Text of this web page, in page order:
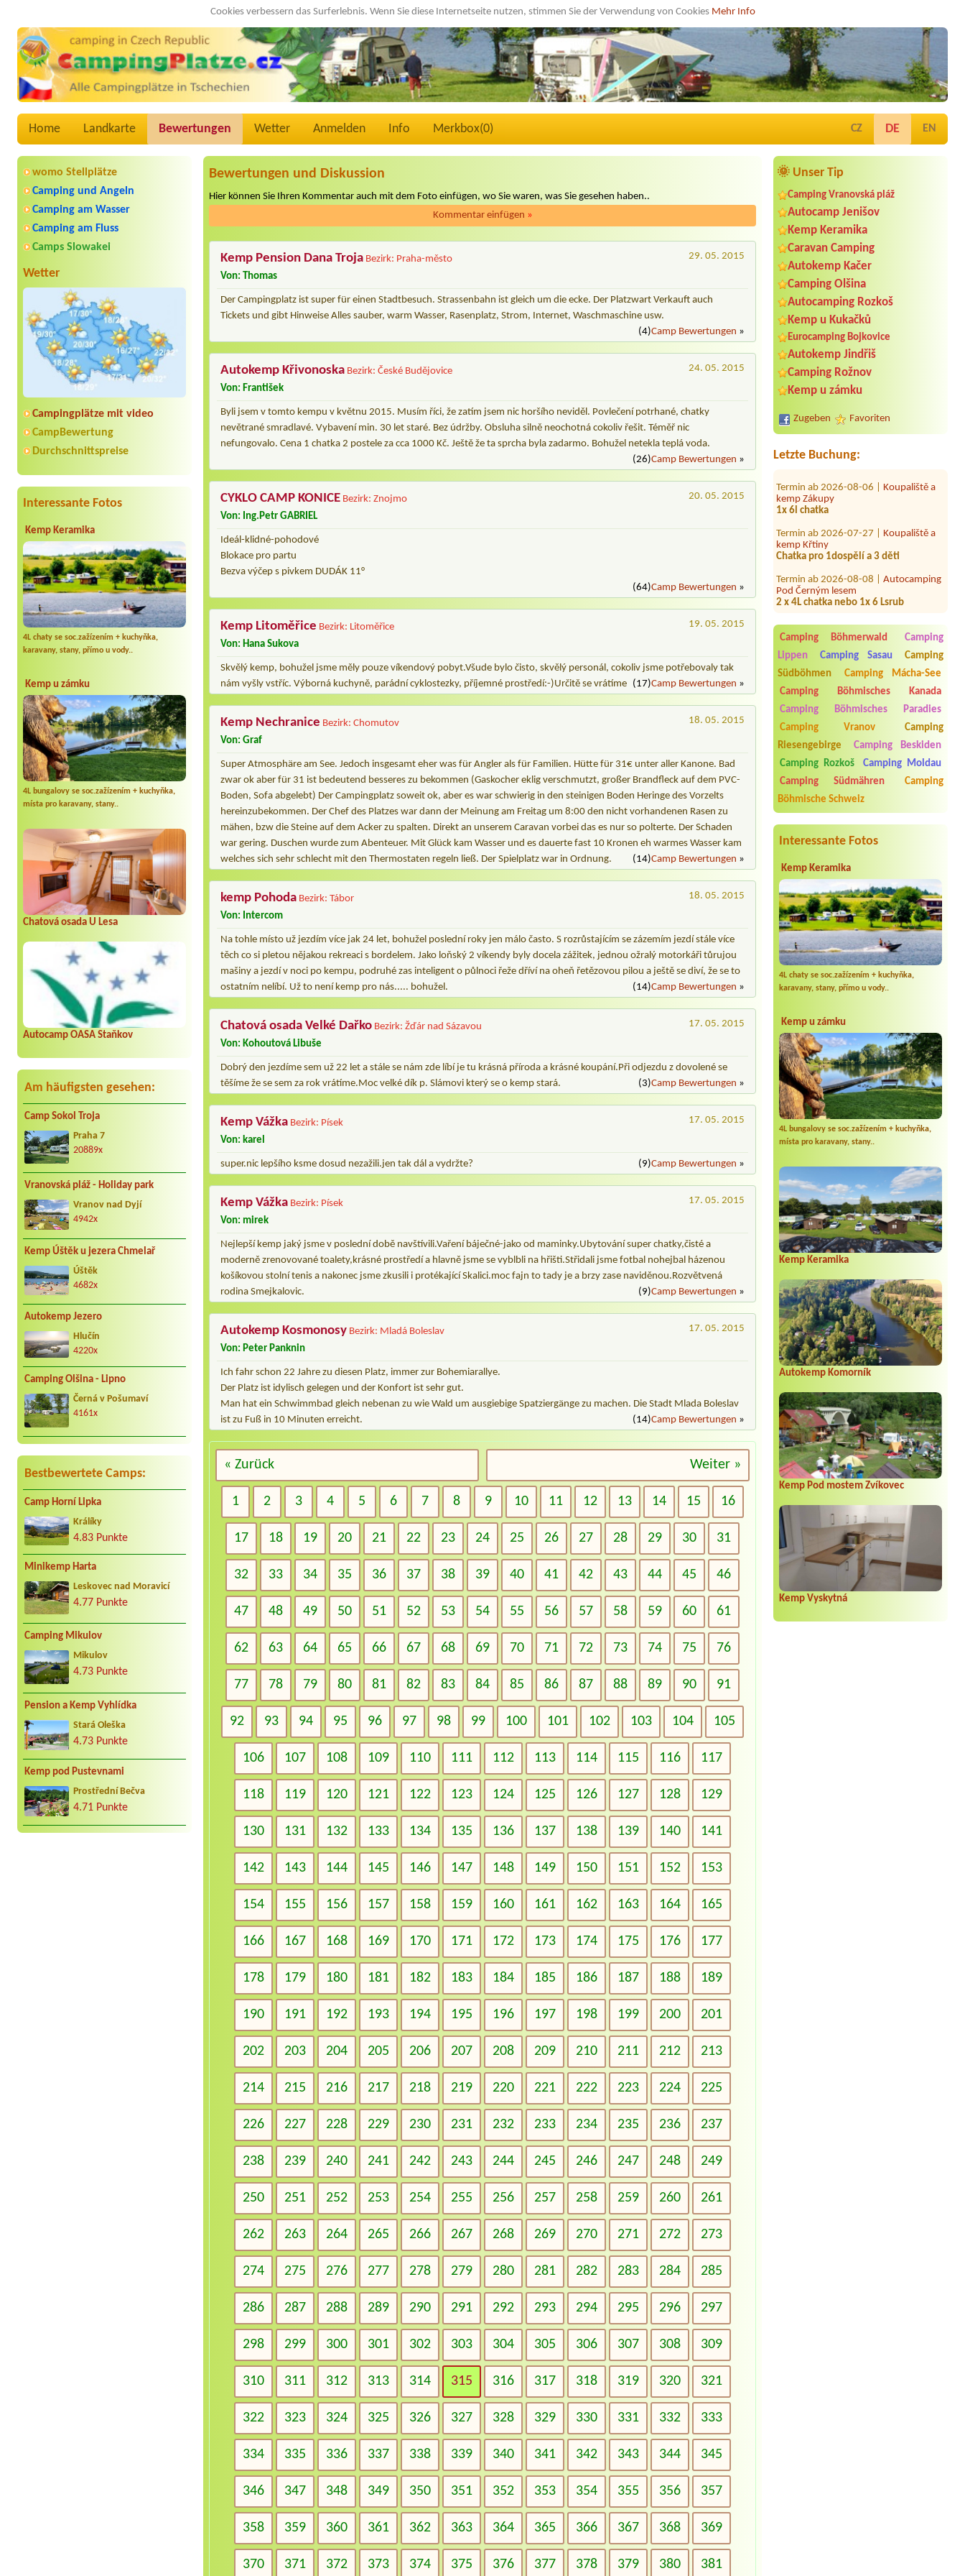
Cookies verbessern das Surferlebnis. Wenn Sie diese Internetseite nutzen, stimmen Sie der Verwendung von Cookies Mehr Info
Home Landkarte Bewertungen Wetter Anmelden Info Merkbox(0) CZ DE EN
womo Stellplätze
Camping und Angeln
Camping am Wasser
Camping am Fluss
Camps Slowakei
Wetter
Campingplätze mit video
CampBewertung
Durchschnittspreise
Interessante Fotos
Kemp Keramika
4L chaty se soc.zažízením + kuchyňka,
karavany, stany, přímo u vody..
Kemp u zámku
4L bungalovy se soc.zažízením + kuchyňka,
místa pro karavany, stany..
Chatová osada U Lesa
Autocamp OASA Staňkov
Am häufigsten gesehen:
Camp Sokol Troja
Praha 7
20889x
Vranovská pláž - Holiday park
Vranov nad Dyjí
4942x
Kemp Úštěk u jezera Chmelař
Úštěk
4682x
Autokemp Jezero
Hlučín
4220x
Camping Olšina - Lipno
Černá v Pošumaví
4161x
Bestbewertete Camps:
Camp Horní Lipka
Králíky
4.83 Punkte
Minikemp Harta
Leskovec nad Moravicí
4.77 Punkte
Camping Mikulov
Mikulov
4.73 Punkte
Pension a Kemp Vyhlídka
Stará Oleška
4.73 Punkte
Kemp pod Pustevnami
Prostřední Bečva
4.71 Punkte
🌞 Unser Tip
Camping Vranovská pláž
Autocamp Jenišov
Kemp Keramika
Caravan Camping
Autokemp Kačer
Camping Olšina
Autocamping Rozkoš
Kemp u Kukačků
Eurocamping Bojkovice
Autokemp Jindřiš
Camping Rožnov
Kemp u zámku
Zugeben Favoriten
Letzte Buchung:
Termin ab 2026-07-31 |
kemp Zákupy
Termin ab 2026-08-03 |Autokemp
Bílina Kyselka
kemp Zákupy
1x 6l chatka
Termin ab 2026-07-27 |
kemp Křtiny
Chatka pro 1dospělí a 3 děti
Termin ab 2026-08-08 |Autocamping
Pod Černým lesem
2 x 4L chatka nebo 1x 6 Lsrub
Termin ab 2026-08-21 |Autocamp
3B Bungalow oder 4B Bungalow: 2
Erwachsene
Vyskytná
1 stan, 1 osoba a malý pes
Termin ab 2026-08-03 |TÁBOR RANČ
VRÁNOV
4L balkon
Termin ab 2026-07-31 |
Camp Horní
Lipka
Termin ab 2026-07-29 |
Vrchlabí- Vejsplachy
yes 1 place for tent, 2 persons + 1
child. One car
Camping Böhmerwald
Camping
Lippen
Camping Sasau
Camping
Südböhmen
Camping Mácha-See
Camping Böhmisches Kanada
Camping Böhmisches Paradies
Camping Vranov
Camping
Riesengebirge
Camping Beskiden
Camping Rozkoš
Camping Moldau
Camping Südmähren
Camping
Böhmische Schweiz
Interessante Fotos
Kemp Keramika
4L chaty se soc.zažízením + kuchyňka,
karavany, stany, přímo u vody..
Kemp u zámku
4L bungalovy se soc.zažízením + kuchyňka,
místa pro karavany, stany..
Kemp Keramika
Autokemp Komorník
Kemp Pod mostem Zvíkovec
Kemp Vyskytná
Bewertungen und Diskussion
Hier können Sie Ihren Kommentar auch mit dem Foto einfügen, wo Sie waren, was Sie gesehen haben..
Kommentar einfügen »
Kemp Pension Dana Troja Bezirk: Praha-město
29. 05. 2015
Von: Thomas
Der Campingplatz ist super für einen Stadtbesuch. Strassenbahn ist gleich um die ecke. Der Platzwart Verkauft auch
Tickets und gibt Hinweise Alles sauber, warm Wasser, Rasenplatz, Strom, Internet, Waschmaschine usw.
(4)Camp Bewertungen »
Autokemp Křivonoska Bezirk: České Budějovice
24. 05. 2015
Von: František
Byli jsem v tomto kempu v květnu 2015. Musím říci, že zatím jsem nic horšího neviděl. Povlečení potrhané, chatky
nevětrané smradlavé. Vybavení min. 30 let staré. Bez údržby. Obsluha silně neochotná cokoliv řešit. Téměř nic
nefungovalo. Cena 1 chatka 2 postele za cca 1000 Kč. Ještě že ta sprcha byla zadarmo. Bohužel netekla teplá voda.
(26)Camp Bewertungen »
CYKLO CAMP KONICE Bezirk: Znojmo
20. 05. 2015
Von: Ing.Petr GABRIEL
Ideál-klidné-pohodové
Blokace pro partu
Bezva výčep s pivkem DUDÁK 11°
(64)Camp Bewertungen »
Kemp Litoměřice Bezirk: Litoměřice
19. 05. 2015
Von: Hana Sukova
Skvělý kemp, bohužel jsme měly pouze víkendový pobyt.Všude bylo čisto, skvělý personál, cokoliv jsme potřebovaly tak
nám vyšly vstříc. Výborná kuchyně, parádní cyklostezky, příjemné prostředí:-)Určitě se vrátíme (17)Camp Bewertungen »
Kemp Nechranice Bezirk: Chomutov
18. 05. 2015
Von: Graf
Super Atmosphäre am See. Jedoch insgesamt eher was für Angler als für Familien. Hütte für 31€ unter aller Kanone. Bad
zwar ok aber für 31 ist bedeutend besseres zu bekommen (Gaskocher eklig verschmutzt, großer Brandfleck auf dem PVC-
Boden, Sofa abgelebt) Der Campingplatz soweit ok, aber es war schwierig in den steinigen Boden Heringe des Vorzelts
hereinzubekommen. Der Chef des Platzes war dann der Meinung am Freitag um 8:00 den nicht vorhandenen Rasen zu
mähen, bzw die Steine auf dem Acker zu spalten. Direkt an unserem Caravan vorbei das es nur so polterte. Der Schaden
war gering. Duschen wurde zum Abenteuer. Mit Glück kam Wasser und es dauerte fast 10 Kronen eh warmes Wasser kam
welches sich sehr schlecht mit den Thermostaten regeln ließ. Der Spielplatz war in Ordnung.
(14)Camp Bewertungen »
kemp Pohoda Bezirk: Tábor
18. 05. 2015
Von: Intercom
Na tohle místo už jezdím více jak 24 let, bohužel poslední roky jen málo často. S rozrůstajícím se zázemím jezdí stále více
těch co si pletou nějakou rekreaci s bordelem. Jako loňský 2 víkendy byly docela zážitek, jednou ožralý motorkáři tůrujou
mašiny a jezdí v noci po kempu, podruhé zas inteligent o půlnoci řeže dříví na oheň řetězovou pilou a ještě se diví, že se to
ostatním nelíbí. Už to není kemp pro nás..... bohužel.
(14)Camp Bewertungen »
Chatová osada Velké Dařko Bezirk: Žďár nad Sázavou
17. 05. 2015
Von: Kohoutová Libuše
Dobrý den jezdíme sem už 22 let a stále se nám zde líbí je tu krásná příroda a krásné koupání.Při odjezdu z dovolené se
těšíme že se sem za rok vrátíme.Moc velké dík p. Slámovi který se o kemp stará.
(3)Camp Bewertungen »
Kemp Vážka Bezirk: Písek
17. 05. 2015
Von: karel
super.nic lepšího ksme dosud nezažili.jen tak dál a vydržte? (9)Camp Bewertungen »
Kemp Vážka Bezirk: Písek
17. 05. 2015
Von: mirek
Nejlepší kemp jaký jsme v poslední době navštívili.Vaření báječné-jako od maminky.Ubytování super chatky,čisté a
moderně zrenovované toalety,krásné prostředí a hlavně jsme se vyblbli na hřišti.Střidali jsme fotbal nohejbal házenou
košíkovou stolní tenis a nakonec jsme zkusili i protékající Skalici.moc fajn to tady je a brzy zase naviděnou.Rozvětvená
rodina Smejkalovic.
(9)Camp Bewertungen »
Autokemp Kosmonosy Bezirk: Mladá Boleslav
17. 05. 2015
Von: Peter Panknin
Ich fahr schon 22 Jahre zu diesen Platz, immer zur Bohemiarallye.
Der Platz ist idylisch gelegen und der Konfort ist sehr gut.
Man hat ein Schwimmbad gleich nebenan zu wie Wald um ausgiebige Spatziergänge zu machen. Die Stadt Mlada Boleslav
ist zu Fuß in 10 Minuten erreicht.
(14)Camp Bewertungen »
« Zurück Weiter »
1 2 3 4 5 6 7 8 9 10 11 12 13 14 15 16
17 18 19 20 21 22 23 24 25 26 27 28 29 30 31
32 33 34 35 36 37 38 39 40 41 42 43 44 45 46
47 48 49 50 51 52 53 54 55 56 57 58 59 60 61
62 63 64 65 66 67 68 69 70 71 72 73 74 75 76
77 78 79 80 81 82 83 84 85 86 87 88 89 90 91
92 93 94 95 96 97 98 99 100 101 102 103 104 105
106 107 108 109 110 111 112 113 114 115 116 117
118 119 120 121 122 123 124 125 126 127 128 129
130 131 132 133 134 135 136 137 138 139 140 141
142 143 144 145 146 147 148 149 150 151 152 153
154 155 156 157 158 159 160 161 162 163 164 165
166 167 168 169 170 171 172 173 174 175 176 177
178 179 180 181 182 183 184 185 186 187 188 189
190 191 192 193 194 195 196 197 198 199 200 201
202 203 204 205 206 207 208 209 210 211 212 213
214 215 216 217 218 219 220 221 222 223 224 225
226 227 228 229 230 231 232 233 234 235 236 237
238 239 240 241 242 243 244 245 246 247 248 249
250 251 252 253 254 255 256 257 258 259 260 261
262 263 264 265 266 267 268 269 270 271 272 273
274 275 276 277 278 279 280 281 282 283 284 285
286 287 288 289 290 291 292 293 294 295 296 297
298 299 300 301 302 303 304 305 306 307 308 309
310 311 312 313 314 315 316 317 318 319 320 321
322 323 324 325 326 327 328 329 330 331 332 333
334 335 336 337 338 339 340 341 342 343 344 345
346 347 348 349 350 351 352 353 354 355 356 357
358 359 360 361 362 363 364 365 366 367 368 369
370 371 372 373 374 375 376 377 378 379 380 381